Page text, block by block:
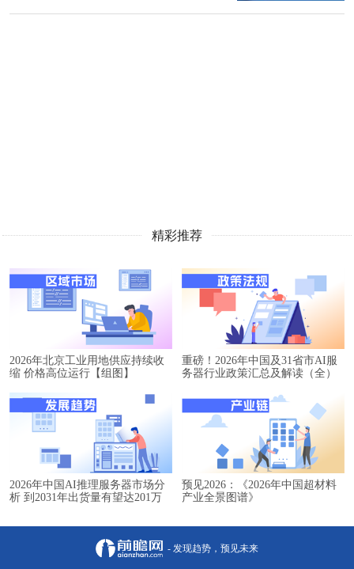
精彩推荐
2026年北京工业用地供应持续收
缩 价格高位运行【组图】
重磅！2026年中国及31省市AI服
务器行业政策汇总及解读（全）
2026年中国AI推理服务器市场分
析 到2031年出货量有望达201万
预见2026：《2026年中国超材料
产业全景图谱》
- 发现趋势，预见未来